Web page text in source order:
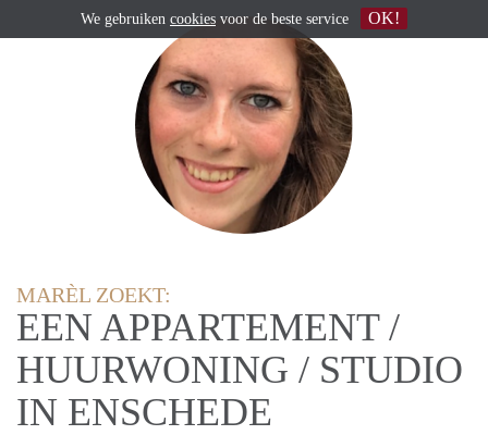
MARÈL ZOEKT:
EEN APPARTEMENT /
HUURWONING / STUDIO
IN ENSCHEDE
We gebruiken cookies voor de beste service OK!